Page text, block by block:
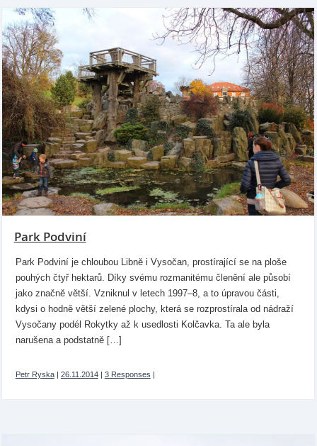
Park Podviní
Park Podviní je chloubou Libně i Vysočan, prostírající se na ploše
pouhých čtyř hektarů. Díky svému rozmanitému členění ale působí
jako značně větší. Vzniknul v letech 1997–8, a to úpravou části,
kdysi o hodně větší zelené plochy, která se rozprostírala od nádraží
Vysočany podél Rokytky až k usedlosti Kolčavka. Ta ale byla
narušena a podstatně […]
Petr Ryska| 26.11.2014| 3 Responses